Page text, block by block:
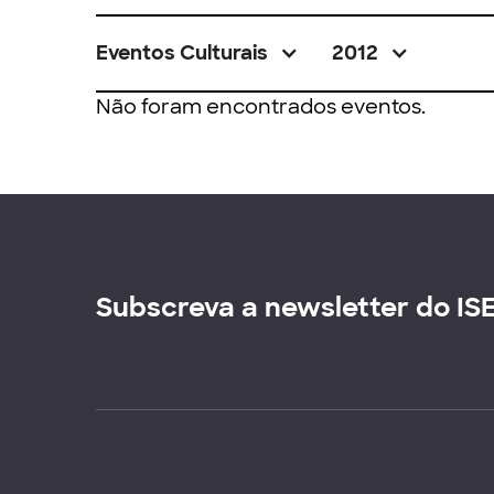
Eventos Culturais 2012
Não foram encontrados eventos.
Subscreva a newsletter do